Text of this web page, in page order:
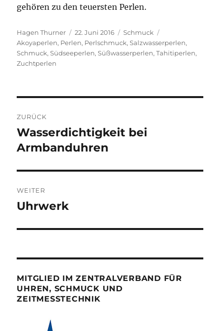
gehören zu den teuersten Perlen.
Autor
Hagen Thurner
Veröffentlicht
am
22. Juni 2016 Kategorien
Schmuck
Akoyaperlen, Perlen, Perlschmuck,Salzwasserperlen,
Schmuck,Südseeperlen,Süßwasserperlen,Tahitiperlen,
Zuchtperlen
ZURÜCK
Vorheriger
Beitrag:
Wasserdichtigkeit bei
Armbanduhren
WEITER
Nächster
Uhrwerk
MITGLIED IM ZENTRALVERBAND FÜR
UHREN, SCHMUCK UND
ZEITMESSTECHNIK